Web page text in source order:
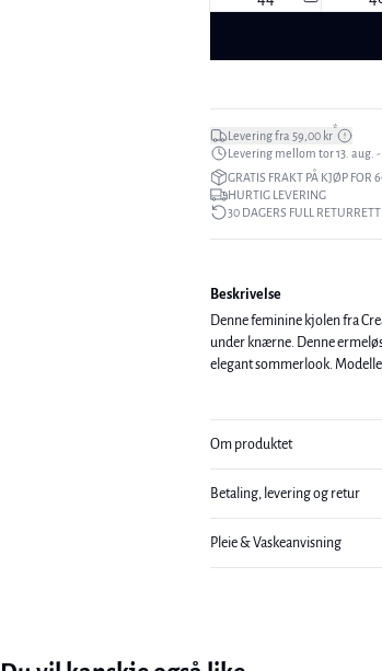
Levering fra 59,00 kr*
Levering mellom tor 13. aug. -
GRATIS FRAKT PÅ KJØP FOR
HURTIG LEVERING
30 DAGERS FULL RETURRETT
Beskrivelse
Denne feminine kjolen fra
under knærne. Denne
elegant
Om produktet
Betaling, levering og retur
Pleie & Vaskeanvisning